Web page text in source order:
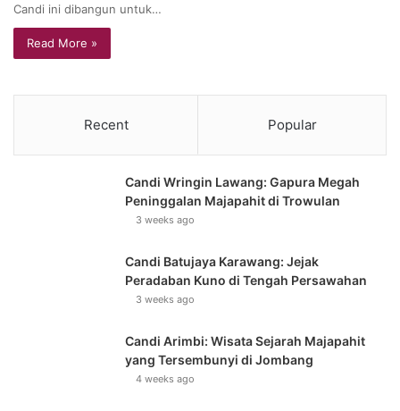
Candi ini dibangun untuk…
Read More »
Recent Popular
Candi Wringin Lawang: Gapura Megah
Peninggalan Majapahit di Trowulan
3 weeks ago
Candi Batujaya Karawang: Jejak
Peradaban Kuno di Tengah Persawahan
3 weeks ago
Candi Arimbi: Wisata Sejarah Majapahit
yang Tersembunyi di Jombang
4 weeks ago